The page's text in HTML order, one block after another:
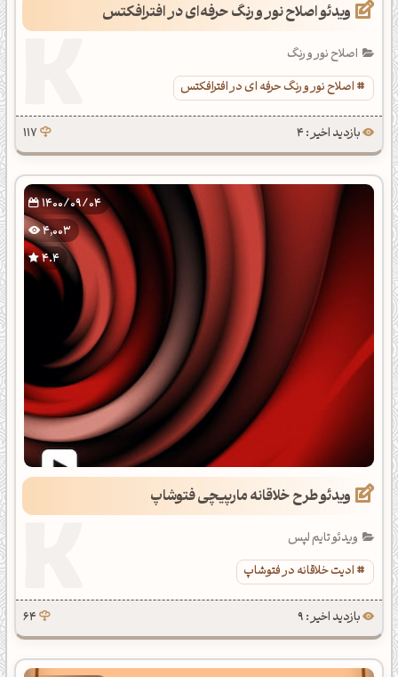
ویدئو اصلاح نور و رنگ حرفه‌ای در افترافکتس
اصلاح نور و رنگ
اصلاح نور و رنگ حرفه ای در افترافکتس
بازدید اخیر : 4 117
1400/09/04
4,003
4.4
ویدئو طرح خلاقانه مارپیچی فتوشاپ
ویدئو تایم لپس
ادیت خلاقانه در فتوشاپ
بازدید اخیر : 9 64